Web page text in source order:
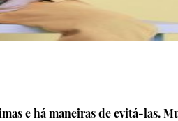
e há maneiras de evitá-las.